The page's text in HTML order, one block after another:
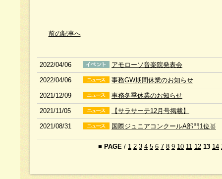
前の記事へ
2022/04/06 アモローソ音楽院発表会
2022/04/06 事務GW期間休業のお知らせ
2021/12/09 事務冬季休業のお知らせ
2021/11/05 【サラサーテ12月号掲載】
2021/08/31 国際ジュニアコンクールA部門1位🥇
■ PAGE / 1 2 3 4 5 6 7 8 9 10 11 12 13 14